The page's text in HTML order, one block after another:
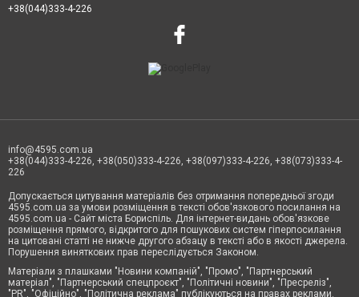
+38(044)333-4-226
info@4595.com.ua
+38(044)333-4-226, +38(050)333-4-226, +38(097)333-4-226, +38(073)333-4-
226
Допускається цитування матеріалів без отримання попередньої згоди
4595.com.ua за умови розміщення в тексті обов'язкового посилання на
4595.com.ua - Сайт міста Бориспіль. Для інтернет-видань обов'язкове
розміщення прямого, відкритого для пошукових систем гіперпосилання
на цитовані статті не нижче другого абзацу в тексті або в якості джерела.
Порушення виняткових прав переслідується Законом.
Матеріали з плашками "Новини компаній", "Промо", "Партнерський
матеріал", "Партнерський спецпроєкт", "Політичні новини", "Пресреліз",
"PR", "Офіційно", "Політична реклама" публікуються на правах реклами.